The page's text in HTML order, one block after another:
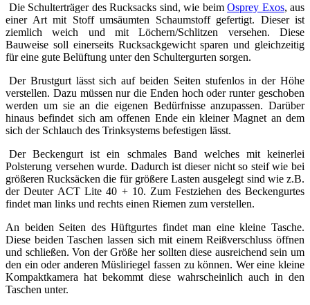
Die Schulterträger des Rucksacks sind, wie beimOsprey Exos, aus
einer Art mit Stoff umsäumten Schaumstoff gefertigt. Dieser ist
ziemlich weich und mit Löchern/Schlitzen versehen. Diese
Bauweise soll einerseits Rucksackgewicht sparen und gleichzeitig
für eine gute Belüftung unter den Schultergurten sorgen.
Der Brustgurt lässt sich auf beiden Seiten stufenlos in der Höhe
verstellen. Dazu müssen nur die Enden hoch oder runter geschoben
werden um sie an die eigenen Bedürfnisse anzupassen. Darüber
hinaus befindet sich am offenen Ende ein kleiner Magnet an dem
sich der Schlauch des Trinksystems befestigen lässt.
Der Beckengurt ist ein schmales Band welches mit keinerlei
Polsterung versehen wurde. Dadurch ist dieser nicht so steif wie bei
größeren Rucksäcken die für größere Lasten ausgelegt sind wie z.B.
der Deuter ACT Lite 40 + 10. Zum Festziehen des Beckengurtes
findet man links und rechts einen Riemen zum verstellen.
An beiden Seiten des Hüftgurtes findet man eine kleine Tasche.
Diese beiden Taschen lassen sich mit einem Reißverschluss öffnen
und schließen. Von der Größe her sollten diese ausreichend sein um
den ein oder anderen Müsliriegel fassen zu können. Wer eine kleine
Kompaktkamera hat bekommt diese wahrscheinlich auch in den
Taschen unter.